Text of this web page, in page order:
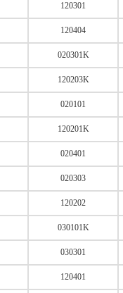
120301
120404
020301K
120203K
020101
120201K
020401
020303
120202
030101K
030301
120401